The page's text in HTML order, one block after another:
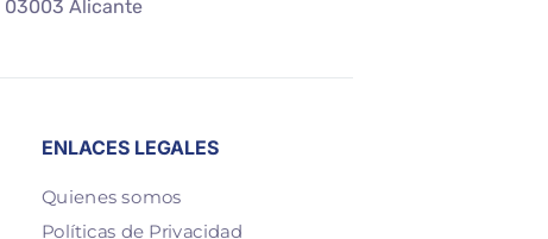
03003 Alicante
ENLACES LEGALES
Quienes somos
Políticas de Privacidad